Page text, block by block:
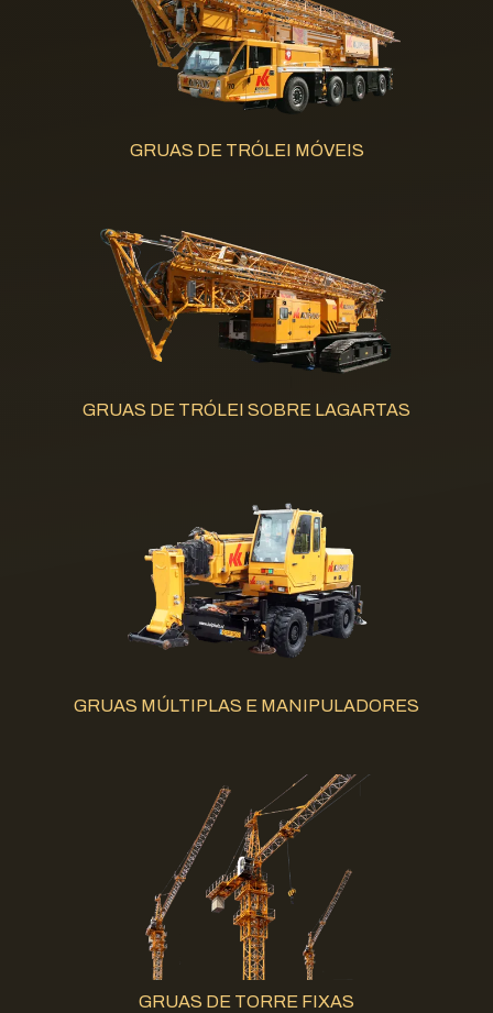
GRUAS DE TRÓLEI MÓVEIS
GRUAS DE TRÓLEI SOBRE LAGARTAS
GRUAS MÚLTIPLAS E MANIPULADORES
GRUAS DE TORRE FIXAS